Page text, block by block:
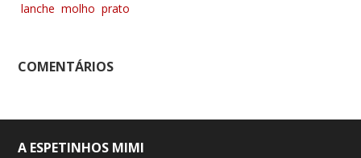
lanche molho prato
COMENTÁRIOS
A ESPETINHOS MIMI